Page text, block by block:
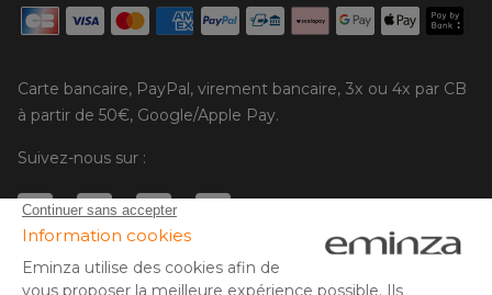
Carte bancaire, PayPal, virement bancaire, 3x ou 4x par CB
à partir de 50€, Google/Apple Pay.
Suivez-nous sur :
© Copyright 2025 Eminza | Tous droits réservés |
ESPAÑAFRA